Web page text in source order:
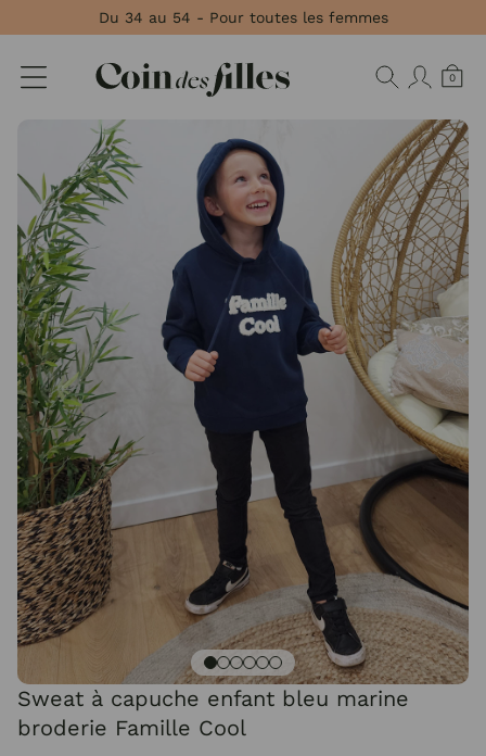
Du 34 au 54 - Pour toutes les femmes
0
Sweat à capuche enfant bleu marine
broderie Famille Cool
Panneau de gestion des cookies